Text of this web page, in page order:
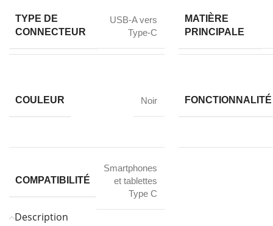
TYPE DE
CONNECTEUR
USB-A vers
Type-C
MATIÈRE
PRINCIPALE
COULEUR Noir FONCTIONNALITÉ
COMPATIBILITÉ
Smartphones
et tablettes
Type C
Description